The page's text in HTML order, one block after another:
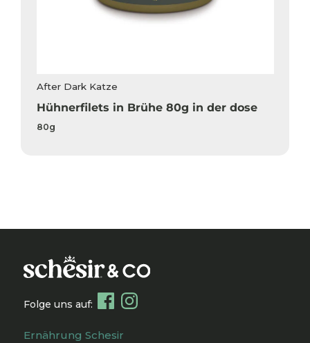
After Dark Katze
Hühnerfilets in Brühe 80g in der dose
80g
Folge uns auf:
Ernährung Schesir